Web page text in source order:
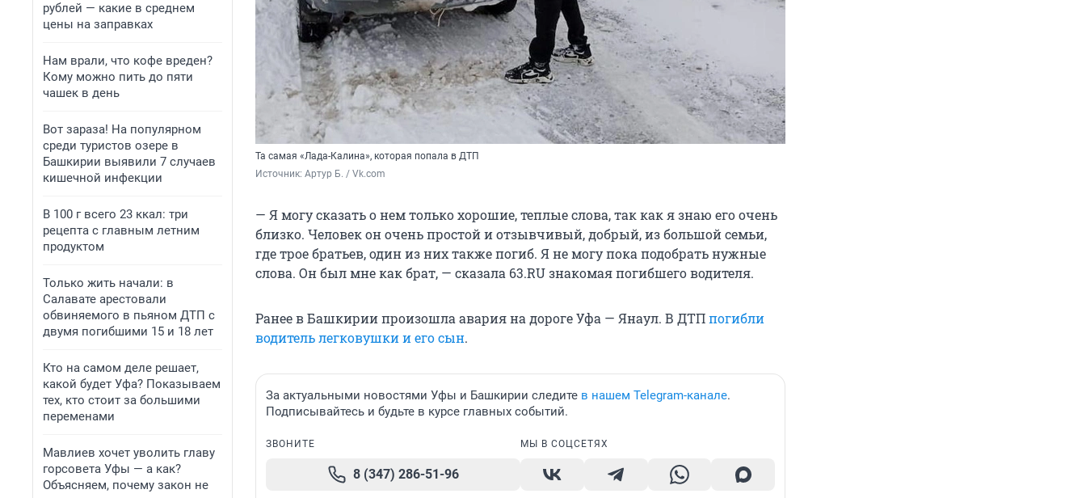
рублей — какие в среднем
цены на заправках
Нам врали, что кофе вреден?
Кому можно пить до пяти
чашек в день
Вот зараза! На популярном
среди туристов озере в
Башкирии выявили 7 случаев
кишечной инфекции
В 100 г всего 23 ккал: три
рецепта с главным летним
продуктом
Только жить начали: в
Салавате арестовали
обвиняемого в пьяном ДТП с
двумя погибшими 15 и 18 лет
Кто на самом деле решает,
какой будет Уфа? Показываем
тех, кто стоит за большими
переменами
Мавлиев хочет уволить главу
горсовета Уфы — а как?
Объясняем, почему закон не
Та самая «Лада-Калина», которая попала в ДТП
Источник: Артур Б. / Vk.com
— Я могу сказать о нем только хорошие, теплые слова, так как я знаю его очень
близко. Человек он очень простой и отзывчивый, добрый, из большой семьи,
где трое братьев, один из них также погиб. Я не могу пока подобрать нужные
слова. Он был мне как брат, — сказала 63.RU знакомая погибшего водителя.
Ранее в Башкирии произошла авария на дороге Уфа — Янаул. В ДТПпогибли
водитель легковушки и его сын.
За актуальными новостями Уфы и Башкирии следите в нашем Telegram-канале.
Подписывайтесь и будьте в курсе главных событий.
ЗВОНИТЕ
8 (347) 286-51-96
МЫ В СОЦСЕТЯХ